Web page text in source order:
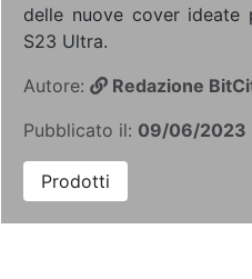
delle nuove cover ideate
S23 Ultra.
Autore:
Redazione
Pubblicato il: 09/06/2023
Prodotti